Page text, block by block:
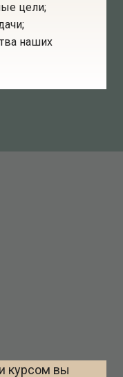
цели;
наших
курсом вы